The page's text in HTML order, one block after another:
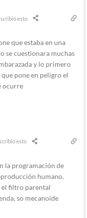
esto
que estaba en una
se cuestionara muchas
y lo primero
pone en peligro el
ocurre
esto
la programación de
humano.
el filtro parental
so mecanoide